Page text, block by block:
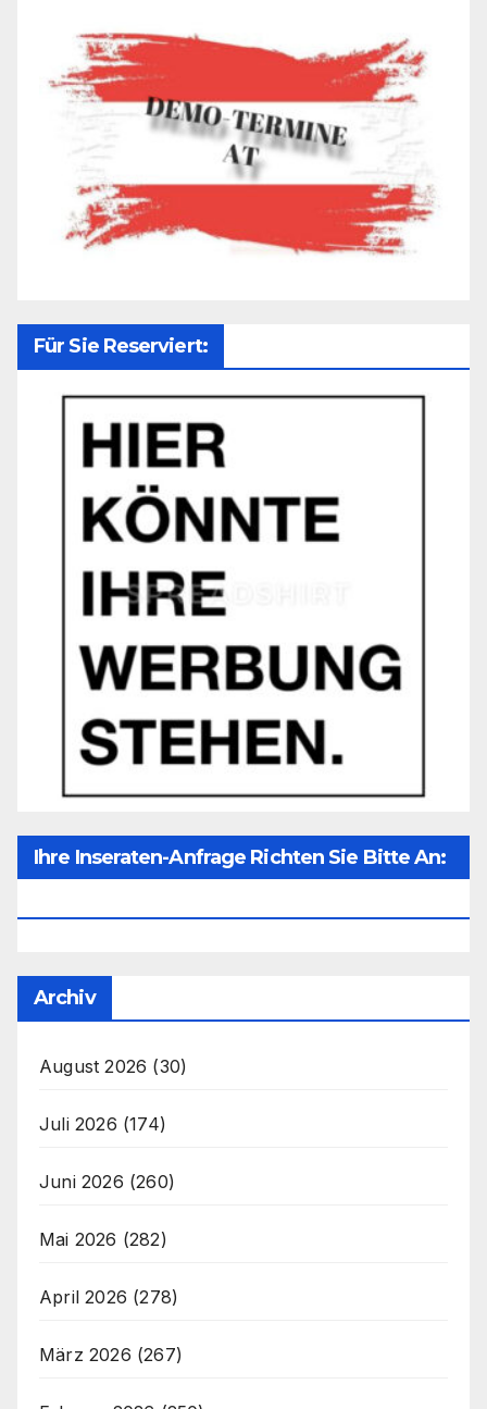
Für Sie Reserviert:
Ihre Inseraten-Anfrage Richten Sie Bitte An:
Archiv
August 2026 (30)
Juli 2026 (174)
Juni 2026 (260)
Mai 2026 (282)
April 2026 (278)
März 2026 (267)